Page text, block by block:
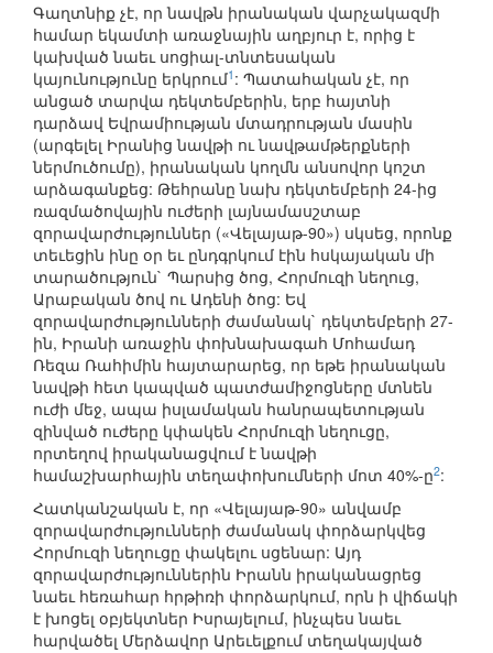
Գաղտնիք չէ, որ նավթն իրանական վարչակազմի
համար եկամտի առաջնային աղբյուր է, որից է
կախված նաեւ սոցիալ-տնտեսական
կայունությունը երկրում1 : Պատահական չէ, որ
անցած տարվա դեկտեմբերին, երբ հայտնի
դարձավ Եվրամիության մտադրության մասին
(արգելել Իրանից նավթի ու նավթամթերքների
ներմուծումը), իրանական կողմն անսովոր կոշտ
արձագանքեց: Թեհրանը նախ դեկտեմբերի 24-ից
ռազմածովային ուժերի լայնամասշտաբ
զորավարժություններ («Վելայաթ-90») սկսեց, որոնք
տեւեցին ինը օր եւ ընդգրկում էին հսկայական մի
տարածություն` Պարսից ծոց, Հորմուզի նեղուց,
Արաբական ծով ու Ադենի ծոց: Եվ
զորավարժությունների ժամանակ` դեկտեմբերի 27-
ին, Իրանի առաջին փոխնախագահ Մոհամադ
Ռեզա Ռահիմին հայտարարեց, որ եթե իրանական
նավթի հետ կապված պատժամիջոցները մտնեն
ուժի մեջ, ապա իսլամական հանրապետության
զինված ուժերը կփակեն Հորմուզի նեղուցը,
որտեղով իրականացվում է նավթի
համաշխարհային տեղափոխումների մոտ 40%-ը2:
Հատկանշական է, որ «Վելայաթ-90» անվամբ
զորավարժությունների ժամանակ փորձարկվեց
Հորմուզի նեղուցը փակելու սցենար: Այդ
զորավարժություններին Իրանն իրականացրեց
նաեւ հեռահար հրթիռի փորձարկում, որն ի վիճակի
է խոցել օբյեկտներ Իսրայելում, ինչպես նաեւ
հարվածել Մերձավոր Արեւելքում տեղակայված